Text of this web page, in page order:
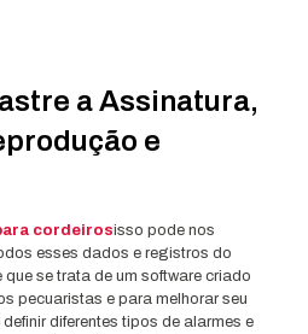
a Assinatura,
e
cordeirosisso pode nos
esses dados e registros do
se trata de um software criado
pecuaristas e para melhorar seu
diferentes tipos de alarmes e